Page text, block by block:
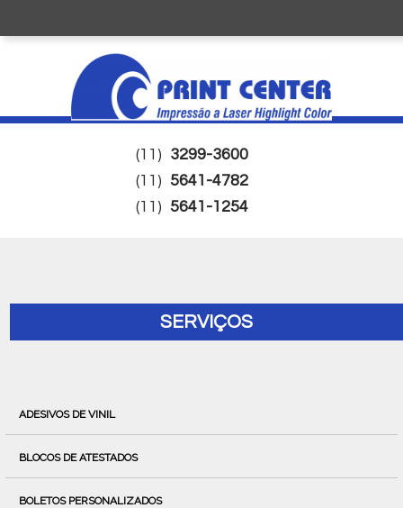
(11) 3299-3600
(11) 5641-4782
(11) 5641-1254
SERVIÇOS
ADESIVOS DE VINIL
BLOCOS DE ATESTADOS
BOLETOS PERSONALIZADOS